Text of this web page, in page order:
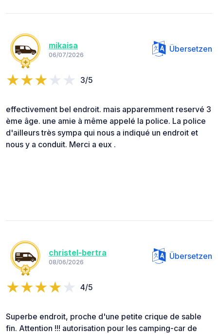
mikaisa
06/07/2026
Übersetzen
3/5
effectivement bel endroit. mais apparemment reservé 3
ème âge. une amie à même appelé la police. La police
d'ailleurs très sympa qui nous a indiqué un endroit et
nous y a conduit. Merci a eux .
christel-bertra
08/06/2026
Übersetzen
4/5
Superbe endroit, proche d'une petite crique de sable
fin. Attention !!! autorisation pour les camping-car de